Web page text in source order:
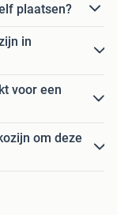
plaatsen?
in
voor een
om deze